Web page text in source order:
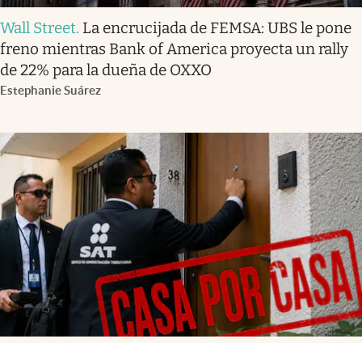
Wall Street. La encrucijada de FEMSA: UBS le pone
freno mientras Bank of America proyecta un rally
de 22% para la dueña de OXXO
Estephanie Suárez